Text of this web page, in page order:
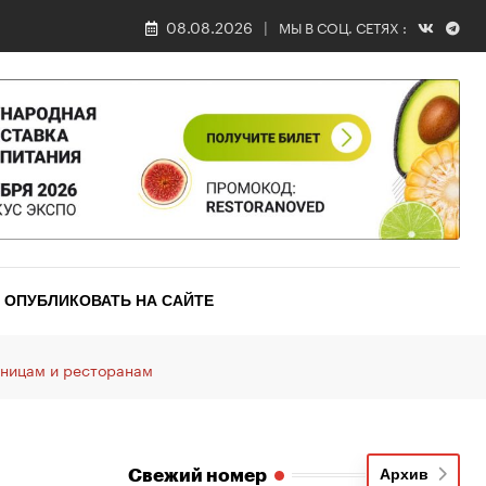
08.08.2026 МЫ В СОЦ. СЕТЯХ :
ОПУБЛИКОВАТЬ НА САЙТЕ
и ресторанам
Свежий номер Архив